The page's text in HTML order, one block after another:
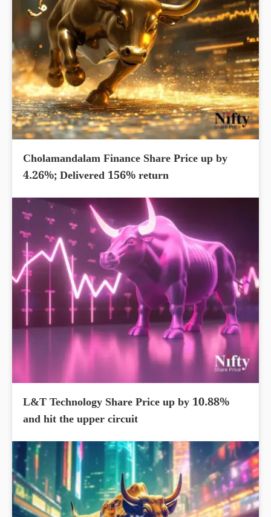
Cholamandalam Finance Share Price up by
4.26%; Delivered 156% return
L&T Technology Share Price up by 10.88%
and hit the upper circuit